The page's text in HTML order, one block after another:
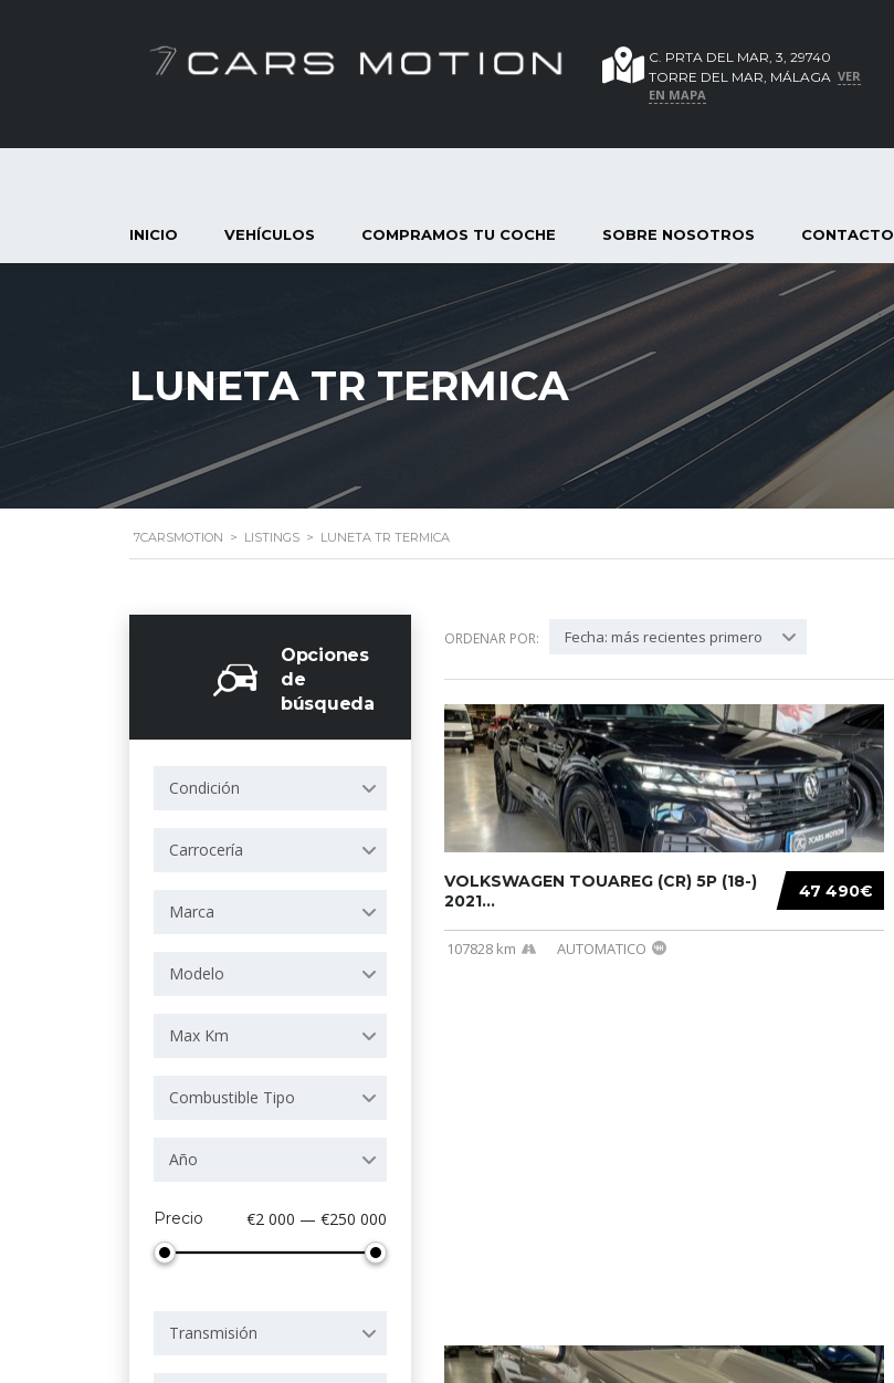
C. PRTA DEL MAR, 3, 29740
TORRE DEL MAR, MÁLAGA VER
EN MAPA
INICIO VEHÍCULOS COMPRAMOS TU COCHE SOBRE NOSOTROS CONTACTO
LUNETA TR TERMICA
7CARSMOTION > LISTINGS > LUNETA TR TERMICA
Opciones
de
búsqueda
Condición
Carrocería
Marca
Modelo
Max Km
Combustible Tipo
Año
Precio €2 000 — €250 000
Transmisión
ORDENAR POR: Fecha: más recientes primero
47 490€
VOLKSWAGEN TOUAREG (CR) 5P (18-)
2021...
107828 km AUTOMATICO